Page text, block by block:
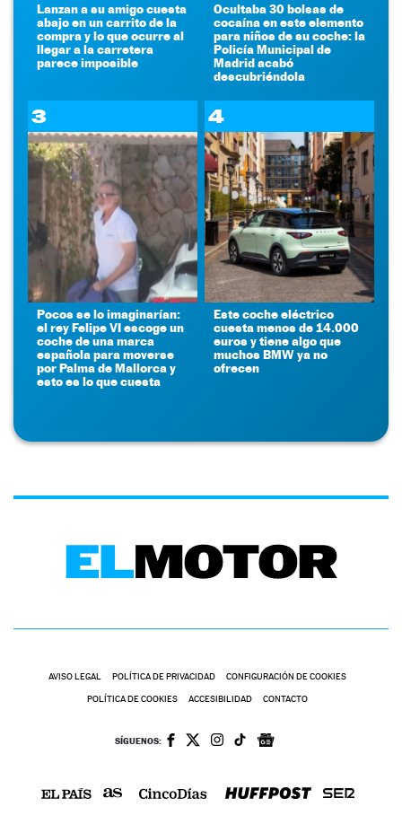
Lanzan a su amigo cuesta
abajo en un carrito de la
compra y lo que ocurre al
llegar a la carretera
parece imposible
Ocultaba 30 bolsas de
cocaína en este elemento
para niños de su coche: la
Policía Municipal de
Madrid acabó
descubriéndola
3
Pocos se lo imaginarían:
el rey Felipe VI escoge un
coche de una marca
española para moverse
por Palma de Mallorca y
esto es lo que cuesta
4
Este coche eléctrico
cuesta menos de 14.000
euros y tiene algo que
muchos BMW ya no
ofrecen
AVISO LEGAL POLÍTICA DE PRIVACIDAD CONFIGURACIÓN DE COOKIES
POLÍTICA DE COOKIES ACCESIBILIDAD CONTACTO
SÍGUENOS: